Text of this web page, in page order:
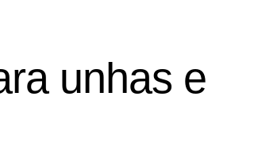
unhas e